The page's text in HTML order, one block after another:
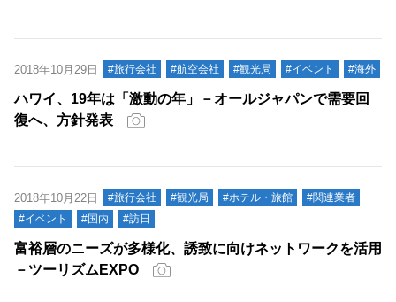
2018年10月29日 #旅行会社 #航空会社 #観光局 #イベント #海外
ハワイ、19年は「激動の年」－オールジャパンで需要回
復へ、方針発表
2018年10月22日 #旅行会社 #観光局 #ホテル・旅館
#関連業者
#イベント
#国内 #訪日
富裕層のニーズが多様化、誘致に向けネットワークを活用
－ツーリズムEXPO